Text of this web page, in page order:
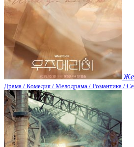
Драма / Комедия / Мелодрама / Романтика /